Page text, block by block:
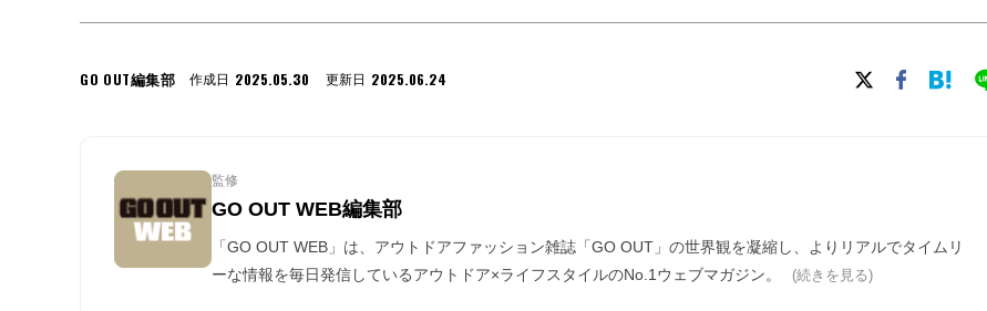
GO OUT編集部 作成日 2025.05.30 更新日 2025.06.24
監修
GO OUT WEB編集部
「GO OUT WEB」は、アウトドアファッション雑誌「GO OUT」の世界観を凝縮し、よりリアルでタイムリ
ーな情報を毎日発信しているアウトドア×ライフスタイルのNo.1ウェブマガジン。
(続きを見る)